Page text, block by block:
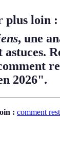
plus loin :
, une
astuces.
2026".
: comment